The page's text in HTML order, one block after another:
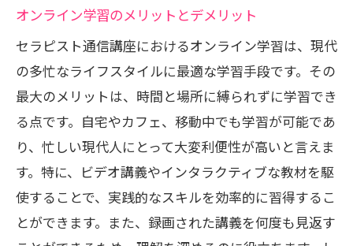
オンライン学習のメリットとデメリット
セラピスト通信講座におけるオンライン学習は、現代
の多忙なライフスタイルに最適な学習手段です。その
最大のメリットは、時間と場所に縛られずに学習でき
る点です。自宅やカフェ、移動中でも学習が可能であ
り、忙しい現代人にとって大変利便性が高いと言えま
す。特に、ビデオ講義やインタラクティブな教材を駆
使することで、実践的なスキルを効率的に習得するこ
とができます。また、録画された講義を何度も見返す